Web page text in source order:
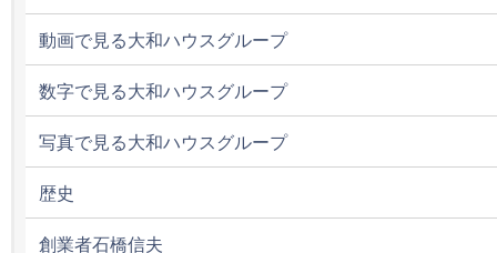
動画で見る大和ハウスグループ
数字で見る大和ハウスグループ
写真で見る大和ハウスグループ
歴史
創業者石橋信夫